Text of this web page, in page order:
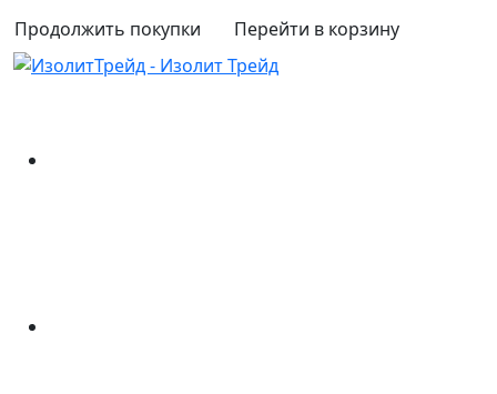
Продолжить покупки Перейти в корзину